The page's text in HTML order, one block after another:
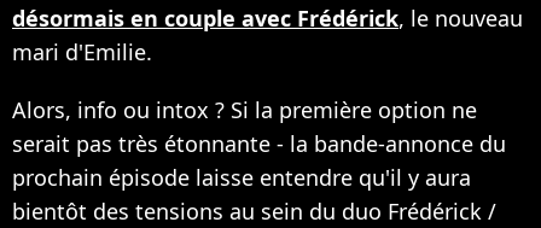
désormais en couple avec Frédérick, le nouveau
mari d'Emilie.
Alors, info ou intox ? Si la première option ne
serait pas très étonnante - la bande-annonce du
prochain épisode laisse entendre qu'il y aura
bientôt des tensions au sein du duo Frédérick /